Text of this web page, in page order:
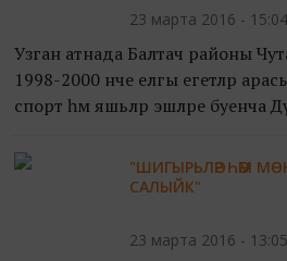
23 марта 2016 - 15:04
Узган атнада Балтач районы
1998-2000 нче елгы егетләр
спорт һәм яшьләр эшләре буенча
"ШИГЫРЬЛӘР ҺӘМ
САЛЫЙК"
23 марта 2016 - 13:05